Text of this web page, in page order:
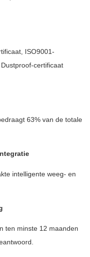
ISO9001-
certificaat
63% van de totale
intelligente weeg- en
ten minste 12 maanden